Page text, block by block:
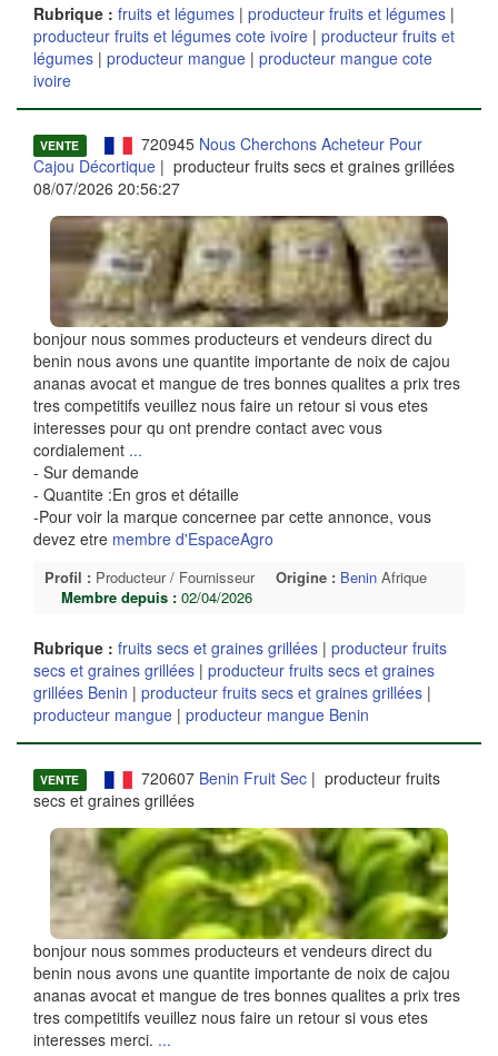
Rubrique : fruits et légumes | producteur fruits et légumes |
producteur fruits et légumes cote ivoire | producteur fruits et
légumes | producteur mangue | producteur mangue cote
ivoire
VENTE 720945 Nous Cherchons Acheteur Pour
Cajou Décortique | producteur fruits secs et graines grillées
08/07/2026 20:56:27
bonjour nous sommes producteurs et vendeurs direct du
benin nous avons une quantite importante de noix de cajou
ananas avocat et mangue de tres bonnes qualites a prix tres
tres competitifs veuillez nous faire un retour si vous etes
interesses pour qu ont prendre contact avec vous
cordialement ...
- Sur demande
- Quantite :En gros et détaille
-Pour voir la marque concernee par cette annonce, vous
devez etre membre d'EspaceAgro
Profil : Producteur / Fournisseur Origine : Benin Afrique
Membre depuis : 02/04/2026
Rubrique : fruits secs et graines grillées | producteur fruits
secs et graines grillées | producteur fruits secs et graines
grillées Benin | producteur fruits secs et graines grillées |
producteur mangue | producteur mangue Benin
VENTE 720607 Benin Fruit Sec| producteur fruits
secs et graines grillées
bonjour nous sommes producteurs et vendeurs direct du
benin nous avons une quantite importante de noix de cajou
ananas avocat et mangue de tres bonnes qualites a prix tres
tres competitifs veuillez nous faire un retour si vous etes
interesses merci. ...